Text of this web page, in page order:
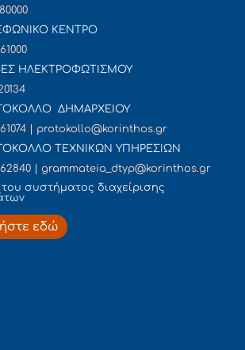
ΚΕΝΤΡΟ
ΗΛΕΚΤΡΟΦΩΤΙΣΜΟΥ
ΔΗΜΑΡΧΕΙΟΥ
| protokollo@korinthos.gr
ΤΕΧΝΙΚΩΝ ΥΠΗΡΕΣΙΩΝ
| grammateia_dtyp@korinthos.gr
συστήματος διαχείρισης
εδώ